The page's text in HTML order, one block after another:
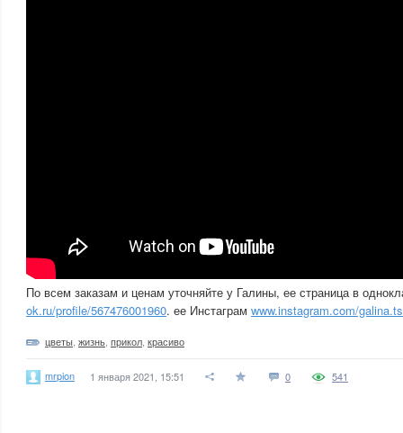
По всем заказам и ценам уточняйте у Галины, ее страница в
ok.ru/profile/567476001960. ее Инстаграм www.instagram.com/
цветы жизнь прикол красиво
mrpion 1 января 2021, 15:51 0 541